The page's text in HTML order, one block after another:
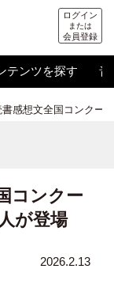
ログイン
または
会員登録
テンツを探す 音
感想文全国コンクー
コンクー
が登場
2026.2.13